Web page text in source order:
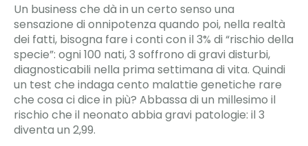
Un business che dà in un certo senso una
sensazione di onnipotenza quando poi, nella realtà
dei fatti, bisogna fare i conti con il 3% di “rischio della
specie”: ogni 100 nati, 3 soffrono di gravi disturbi,
diagnosticabili nella prima settimana di vita. Quindi
un test che indaga cento malattie genetiche rare
che cosa ci dice in più? Abbassa di un millesimo il
rischio che il neonato abbia gravi patologie: il 3
diventa un 2,99.